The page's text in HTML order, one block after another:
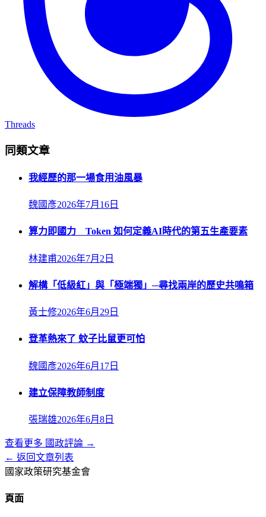
Threads
同類文章
我經歷的那一場食用油風暴
魏國彥2026年7月16日
算力即國力 Token 如何定義AI時代的第五生產要素
林建甫2026年7月2日
解構「低級紅」與「極端獨」─尋找兩岸的歷史共鳴箱
黃士修2026年6月29日
登革熱來了 蚊子比鼠更可怕
魏國彥2026年6月17日
建立保障教師制度
張瑞雄2026年6月8日
查看更多 國政評論 →
← 返回文章列表
國家政策研究基金會
頁面